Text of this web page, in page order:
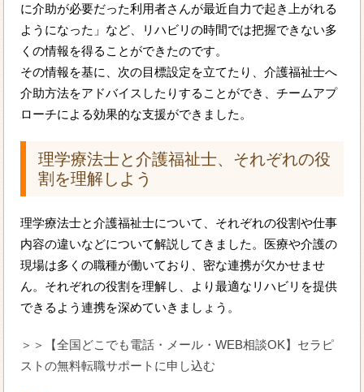
に介助が必要だった利用者さんが最近自力で起き上がれる
ようになった」など、リハビリの時間では把握できない多
くの情報を得ることができたのです。
その情報を基に、次の目標設定を立てたり、介護福祉士へ
介助方法をアドバイスしたりすることができ、チームアプ
ローチによる効果的な支援ができました。
理学療法士と介護福祉士、それぞれの役
割を理解しよう
理学療法士と介護福祉士について、それぞれの役割や仕事
内容の違いなどについて解説してきました。医療や介護の
現場は多くの職種が働いており、密な連携が欠かせませ
ん。それぞれの役割を理解し、より最適なリハビリを提供
できるよう連携を深めていきましょう。
＞＞【全国どこでも電話・メール・WEB相談OK】セラピ
ストの無料転職サポートに申し込む